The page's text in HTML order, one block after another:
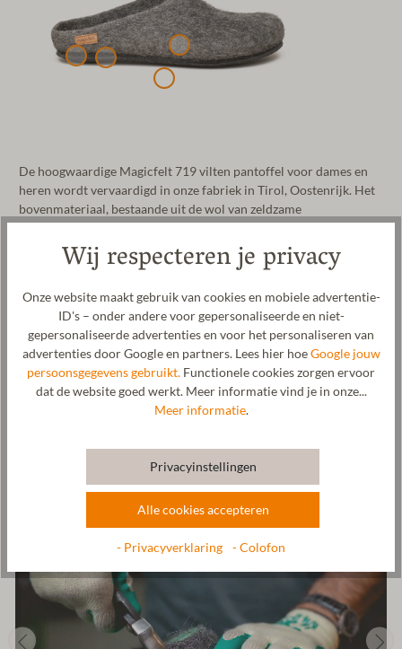
De hoogwaardige Magicfelt 719 vilten pantoffel voor dames en
heren wordt vervaardigd in onze fabriek in Tirol, Oostenrijk. Het
bovenmateriaal, bestaande uit de wol van zeldzame
verwerkt tot een unieke vilten pantoffel. Tijdens de productie
vilten we de pantoffel volledig naadloos en met de hand over een
zorgt voor een perfecte pasvorm en is antislip en stil. Deze
hoogwaardige viltslof combineert regionaliteit met een puristisch
design. De elegante viltsloffen zijn bovendien antibacterieel,
temperatuurregulerend en zeer robuust. Niet alleen de
vervaardiging, maar ook de aankoop van de wol en de gehele
productie vindt voor 100% regionaal plaats in Tirol, Oostenrijk.
Bahnhof, OOSTENRIJK,office@gottstein.at
Wij respecteren je privacy
Onze website maakt gebruik van cookies en mobiele advertentie-
ID's – onder andere voor gepersonaliseerde en niet-
gepersonaliseerde advertenties en voor het personaliseren van
advertenties door Google en partners. Lees hier hoeGoogle jouw
persoonsgegevens gebruikt. Functionele cookies zorgen ervoor
dat de website goed werkt. Meer informatie vind je in onze...
Meer informatie.
Privacyinstellingen
Alle cookies accepteren
- Privacyverklaring - Colofon